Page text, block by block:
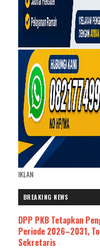
IKLAN
BREAKING NEWS
DPP PKB Tetapkan
Periode 2026–2031,
Sekretaris